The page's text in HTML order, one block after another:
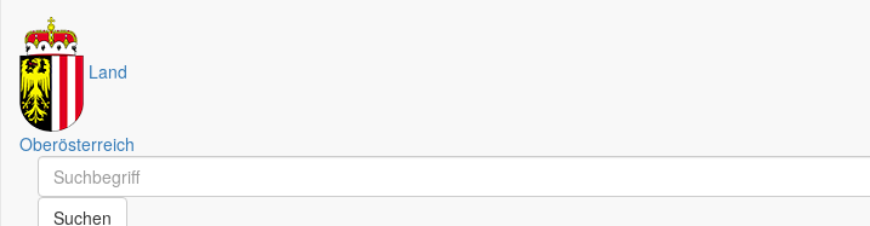
Land
Oberösterreich
Schnellsuche
Schnellsuche
Suchen